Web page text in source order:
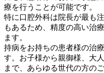
療を行うことが可能です。
特に口腔外科は院長が最も
もあるため、精度の高い治
ます。
持病をお持ちの患者様の治
す。お子様から親御様、大
まで、あらゆる世代の方の